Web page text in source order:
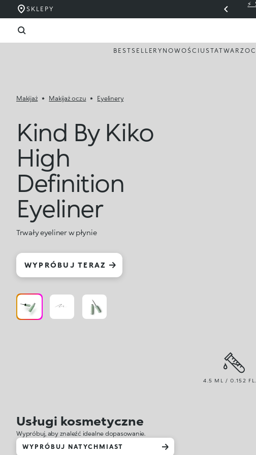
SKLEPY
BESTSELLERY NOWOŚCI USTATWARZ
Makijaż Makijaż oczu Eyelinery
Kind By Kiko
High
Definition
Eyeliner
Trwały eyeliner w płynie
WYPRÓBUJ TERAZ
4.5 ML / 0.152
Usługi kosmetyczne
Wypróbuj, aby znaleźć idealne dopasowanie.
WYPRÓBUJ NATYCHMIAST